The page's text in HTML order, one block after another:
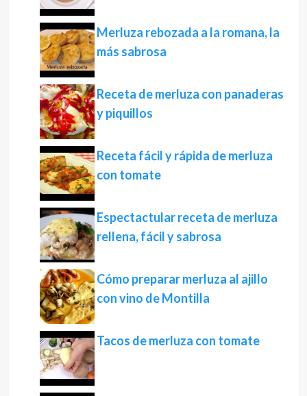
Merluza rebozada a la romana, la
más sabrosa
Receta de merluza con panaderas
y piquillos
Receta fácil y rápida de merluza
con tomate
Espectactular receta de merluza
rellena, fácil y sabrosa
Cómo preparar merluza al ajillo
con vino de Montilla
Tacos de merluza con tomate